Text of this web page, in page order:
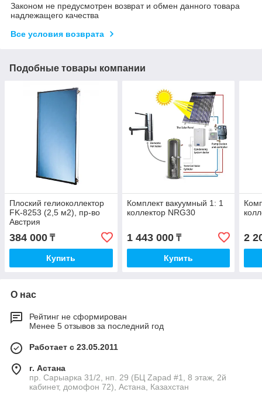
Законом не предусмотрен возврат и обмен данного товара
надлежащего качества
Все условия возврата
Подобные товары компании
Плоский гелиоколлектор
FK-8253 (2,5 м2), пр-во
Австрия
384 000 ₸
Купить
Комплект вакуумный 1: 1
коллектор NRG30
1 443 000₸
Купить
2
О нас
Рейтинг не сформирован
Менее 5 отзывов за последний год
Работает с 23.05.2011
г. Астана
пр. Сарыарка 31/2, нп. 29 (БЦ Zapad #1, 8 этаж, 2й
кабинет, домофон 72), Астана, Казахстан